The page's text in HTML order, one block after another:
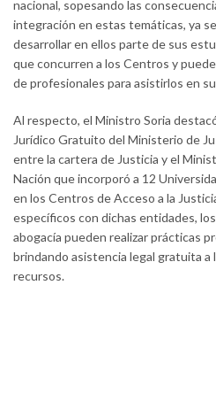
nacional, sopesando las
integración en estas temáticas, ya
desarrollar en ellos parte de sus
que concurren a los Centros y
de profesionales para asistirlos en
Al respecto, el Ministro Soria
Jurídico Gratuito del Ministerio de
entre la cartera de Justicia y el
Nación que incorporó a 12
en los Centros de Acceso a la
específicos con dichas entidades,
abogacía pueden realizar prácticas
brindando asistencia legal gratuita a
recursos.